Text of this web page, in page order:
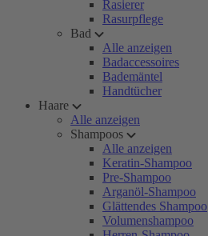
Rasierer
Rasurpflege
Bad
Alle anzeigen
Badaccessoires
Bademäntel
Handtücher
Haare
Alle anzeigen
Shampoos
Alle anzeigen
Keratin-Shampoo
Pre-Shampoo
Arganöl-Shampoo
Glättendes Shampoo
Volumenshampoo